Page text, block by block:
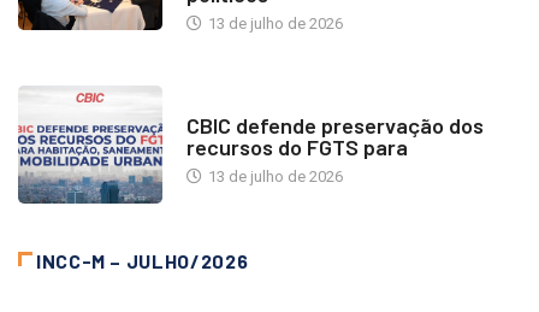
13 de julho de 2026
CBIC defende preservação dos
recursos do FGTS para
13 de julho de 2026
INCC-M – JULHO/2026